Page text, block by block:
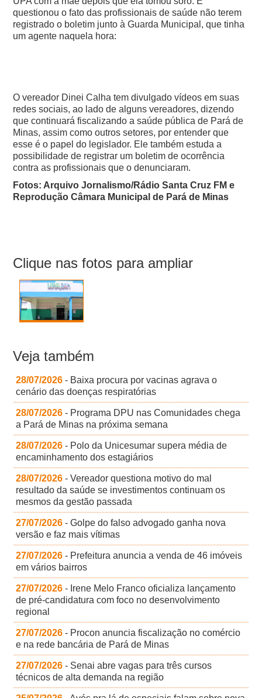
questionou o fato das profissionais de saúde não terem
registrado o boletim junto à Guarda Municipal, que tinha
um agente naquela hora:
O vereador Dinei Calha tem divulgado vídeos em suas
redes sociais, ao lado de alguns vereadores, dizendo
que continuará fiscalizando a saúde pública de Pará de
Minas, assim como outros setores, por entender que
esse é o papel do legislador. Ele também estuda a
possibilidade de registrar um boletim de ocorrência
contra as profissionais que o denunciaram.
Fotos: Arquivo Jornalismo/Rádio Santa Cruz FM e
Reprodução Câmara Municipal de Pará de Minas
Clique nas fotos para ampliar
Veja também
28/07/2026 - Baixa procura por vacinas agrava o
cenário das doenças respiratórias
28/07/2026 - Programa DPU nas Comunidades chega
a Pará de Minas na próxima semana
28/07/2026 - Polo da Unicesumar supera média de
encaminhamento dos estagiários
28/07/2026 - Vereador questiona motivo do mal
resultado da saúde se investimentos continuam os
mesmos da gestão passada
27/07/2026 - Golpe do falso advogado ganha nova
versão e faz mais vítimas
27/07/2026 - Prefeitura anuncia a venda de 46 imóveis
em vários bairros
27/07/2026 - Irene Melo Franco oficializa lançamento
de pré-candidatura com foco no desenvolvimento
regional
27/07/2026 - Procon anuncia fiscalização no comércio
e na rede bancária de Pará de Minas
27/07/2026 - Senai abre vagas para três cursos
técnicos de alta demanda na região